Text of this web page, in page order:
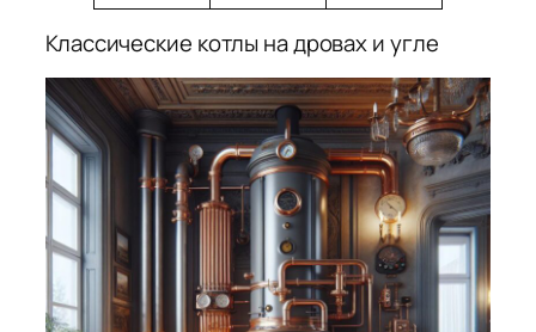
Классические котлы на дровах и угле